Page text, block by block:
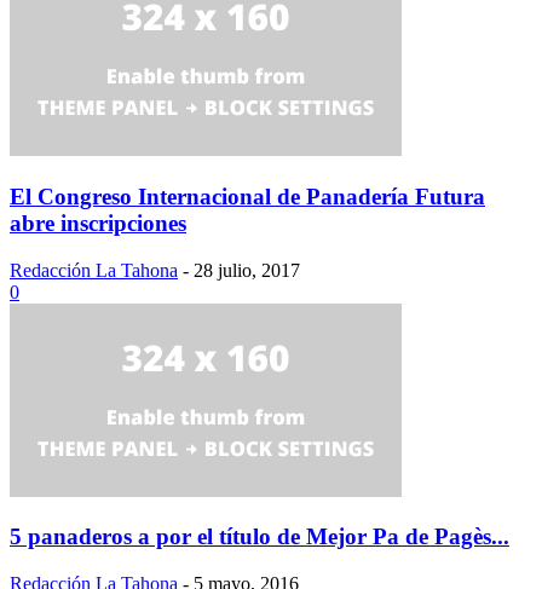
El Congreso Internacional de Panadería Futura
abre inscripciones
Redacción La Tahona - 28 julio, 2017
0
5 panaderos a por el título de Mejor Pa de Pagès...
Redacción La Tahona - 5 mayo, 2016